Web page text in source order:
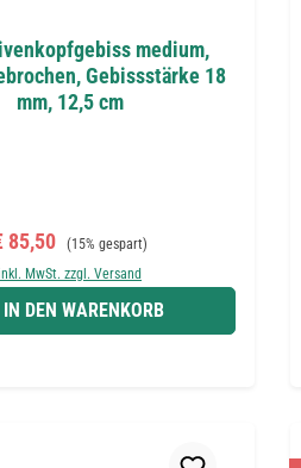
medium,
Gebissstärke 18
mm, 12,5 cm
85,50 Regulärer Preis:
(15% gespart)
MwSt. zzgl. Versand
IN DEN WARENKORB